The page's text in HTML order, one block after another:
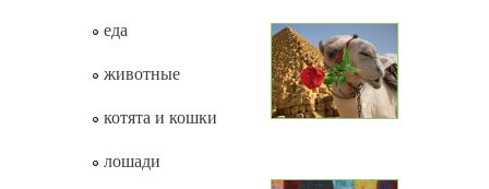
еда
животные
котята и кошки
лошади